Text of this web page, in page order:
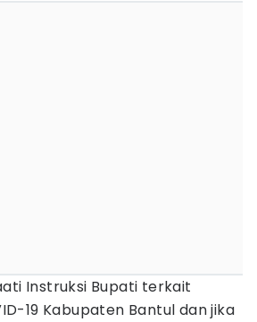
Instruksi Bupati terkait
19 Kabupaten Bantul dan jika